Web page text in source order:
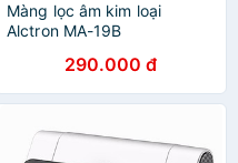
Màng lọc âm kim loại
Alctron MA-19B
290.000 đ